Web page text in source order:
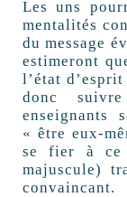
Les uns
mentalités
du message
estimeront
l’état
donc
enseignants
« être eux-
se fier à ce
majuscule)
convaincant.